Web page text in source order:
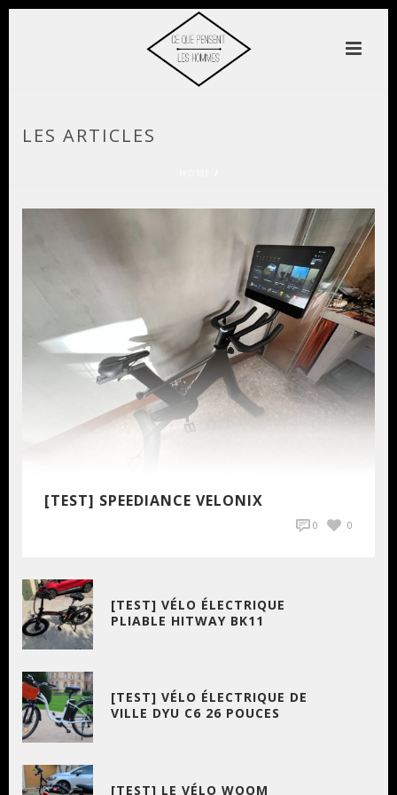
LES ARTICLES
[TEST] SPEEDIANCE VELONIX
0 0
[TEST] VÉLO ÉLECTRIQUE
PLIABLE HITWAY BK11
[TEST] VÉLO ÉLECTRIQUE DE
VILLE DYU C6 26 POUCES
[TEST] LE VÉLO WOOM